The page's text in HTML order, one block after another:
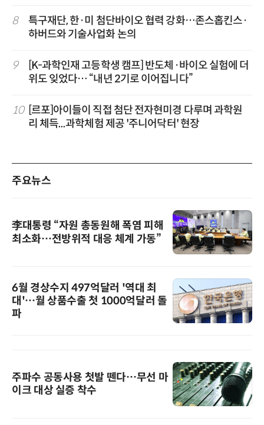
8
특구재단, 한·미 첨단바이오 협력 강화…존스홉킨스·
하버드와 기술사업화 논의
9
[K-과학인재 고등학생 캠프] 반도체·바이오 실험에 더
위도 잊었다… “내년 2기로 이어집니다”
10 [르포]아이들이 직접 첨단 전자현미경 다루며 과학원
리 체득...과학체험 제공 '주니어닥터' 현장
주요뉴스
李대통령 “자원 총동원해 폭염 피해
최소화…전방위적 대응 체계 가동”
6월 경상수지 497억달러 '역대 최
대'…월 상품수출 첫 1000억달러 돌
파
주파수 공동사용 첫발 뗀다…무선 마
이크 대상 실증 착수